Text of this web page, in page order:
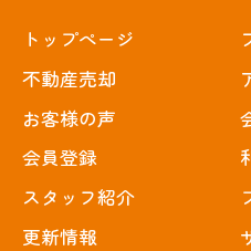
トップぺージ
不動産売却
お客様の声
会員登録
スタッフ紹介
更新情報